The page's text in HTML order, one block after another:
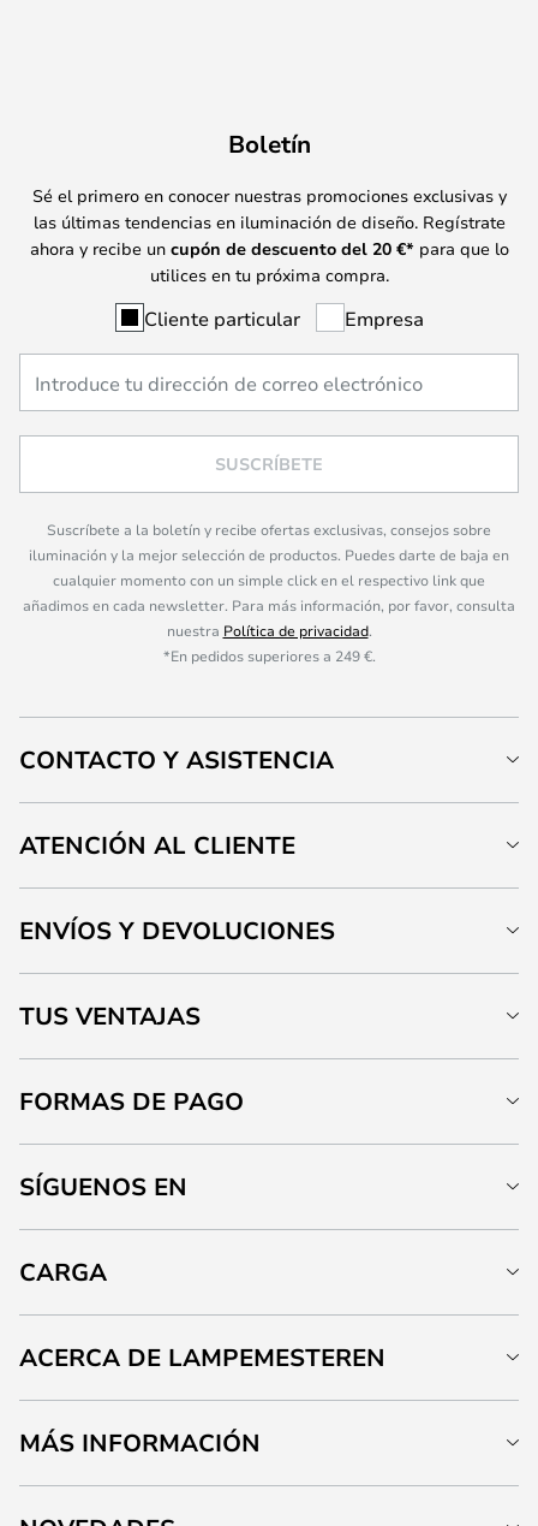
Boletín
Sé el primero en conocer nuestras promociones exclusivas y
las últimas tendencias en iluminación de diseño. Regístrate
ahora y recibe un cupón de descuento del 20 €* para que lo
utilices en tu próxima compra.
Cliente particular Empresa
SUSCRÍBETE
Suscríbete a la boletín y recibe ofertas exclusivas, consejos sobre
iluminación y la mejor selección de productos. Puedes darte de baja en
cualquier momento con un simple click en el respectivo link que
añadimos en cada newsletter. Para más información, por favor, consulta
nuestra Política de privacidad.
*En pedidos superiores a 249 €.
CONTACTO Y ASISTENCIA
ATENCIÓN AL CLIENTE
ENVÍOS Y DEVOLUCIONES
TUS VENTAJAS
FORMAS DE PAGO
SÍGUENOS EN
CARGA
ACERCA DE LAMPEMESTEREN
MÁS INFORMACIÓN